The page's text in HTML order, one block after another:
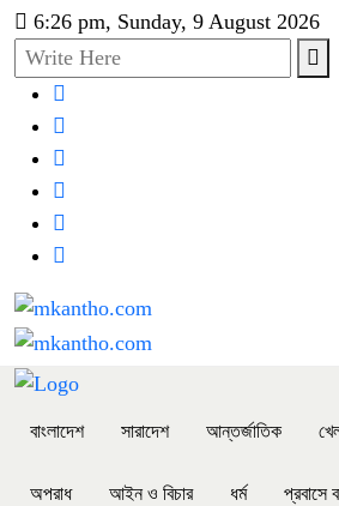
6:26 pm, Sunday, 9 August 2026
বাংলাদেশ সারাদেশ আন্তর্জাতিক
অপরাধ আইন ও বিচার ধর্ম প্রবাসে